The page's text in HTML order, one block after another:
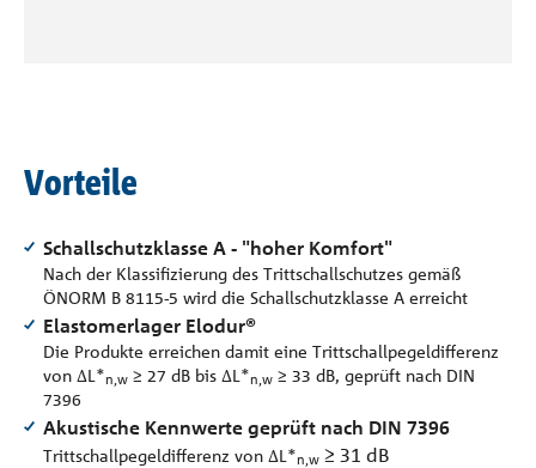
Vorteile
Schallschutzklasse A - "hoher Komfort"
Nach der Klassifizierung des Trittschallschutzes gemäß
ÖNORM B 8115-5 wird die Schallschutzklasse A erreicht
Elastomerlager Elodur®
Die Produkte erreichen damit eine Trittschallpegeldifferenz
von ∆L*n,w ≥ 27 dB bis ∆L*n,w ≥ 33 dB, geprüft nach DIN
7396
Akustische Kennwerte geprüft nach DIN 7396
Trittschallpegeldifferenz von ∆L*n,w ≥ 31 dB